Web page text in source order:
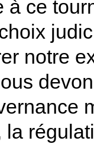
à ce
notre
la